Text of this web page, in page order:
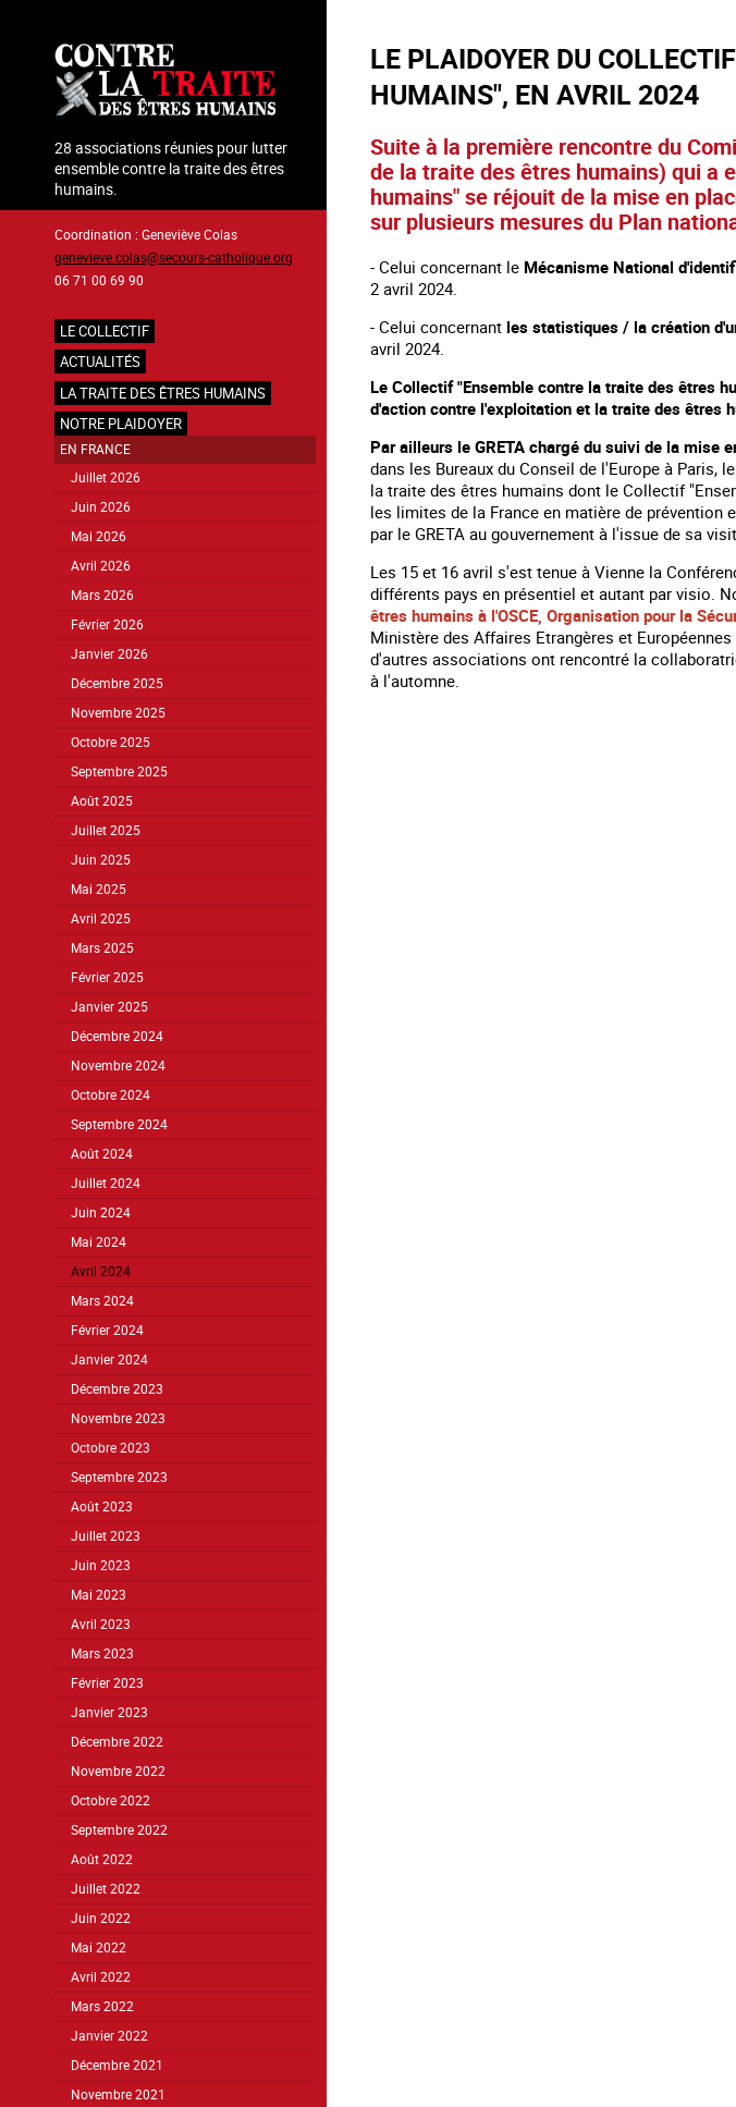
contenu
principal
28 associations réunies pour lutter
ensemble contre la traite des êtres
humains.
Coordination : Geneviève Colas
genevieve.colas@secours-catholique.org
06 71 00 69 90
Navigation
principale
LE COLLECTIF
ACTUALITÉS
LA TRAITE DES ÊTRES HUMAINS
NOTRE PLAIDOYER
EN FRANCE
Juillet 2026
Juin 2026
Mai 2026
Avril 2026
Mars 2026
Février 2026
Janvier 2026
Décembre 2025
Novembre 2025
Octobre 2025
Septembre 2025
Août 2025
Juillet 2025
Juin 2025
Mai 2025
Avril 2025
Mars 2025
Février 2025
Janvier 2025
Décembre 2024
Novembre 2024
Octobre 2024
Septembre 2024
Août 2024
Juillet 2024
Juin 2024
Mai 2024
Avril 2024
Mars 2024
Février 2024
Janvier 2024
Décembre 2023
Novembre 2023
Octobre 2023
Septembre 2023
Août 2023
Juillet 2023
Juin 2023
Mai 2023
Avril 2023
Mars 2023
Février 2023
Janvier 2023
Décembre 2022
Novembre 2022
Octobre 2022
Septembre 2022
Août 2022
Juillet 2022
Juin 2022
Mai 2022
Avril 2022
Mars 2022
Janvier 2022
Décembre 2021
Novembre 2021
LE PLAIDOYER DU
HUMAINS", EN AVRIL 2024
Suite à la première rencontre du
de la traite des êtres humains) qui a
humains" se réjouit de la mise en
sur plusieurs mesures du Plan
- Celui concernant le Mécanisme National
2 avril 2024.
- Celui concernant les statistiques / la création
avril 2024.
Le Collectif "Ensemble contre la traite des êtres
d'action contre l'exploitation et la traite des êtres
Par ailleurs le GRETA chargé du suivi de la mise
dans les Bureaux du Conseil de l'Europe à
la traite des êtres humains dont le Collectif
les limites de la France en matière de
par le GRETA au gouvernement à l'issue de sa
Les 15 et 16 avril s'est tenue à Vienne la
différents pays en présentiel et autant par visio.
êtres humains à l'OSCE, Organisation pour la
Ministère des Affaires Etrangères et
d'autres associations ont rencontré la
à l'automne.